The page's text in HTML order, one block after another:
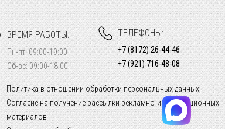
ВРЕМЯ РАБОТЫ:
Пн-пт: 09:00-19:00
Сб-вс: 09:00-18:00
Политика в отношении обработки персональных данных
Согласие на получение рассылки рекламно-информационных
материалов
ТЕЛЕФОНЫ:
+7 (8172) 26-44-46
+7 (921) 716-48-08